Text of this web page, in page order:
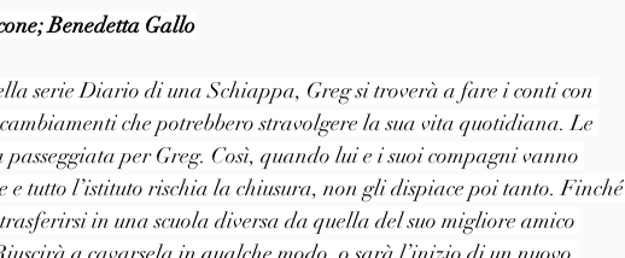
Benedetta Gallo
serie Diario di una Schiappa, Greg si troverà a fare i conti con
cambiamenti che potrebbero stravolgere la sua vita quotidiana. Le
passeggiata per Greg. Così, quando lui e i suoi compagni vanno
e tutto l’istituto rischia la chiusura, non gli dispiace poi tanto. Finché
in una scuola diversa da quella del suo migliore amico